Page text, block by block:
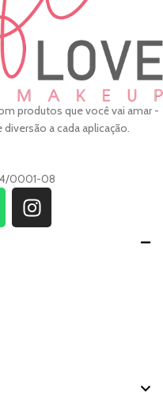
produtos que você vai amar -
a cada aplicação.
0001-08